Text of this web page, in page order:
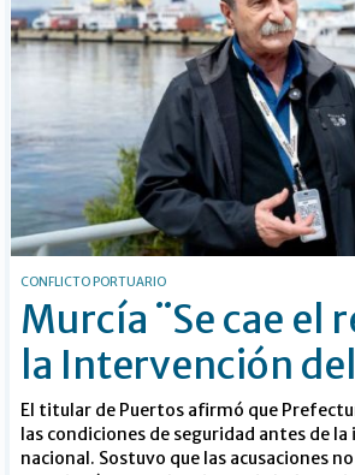
CONFLICTO PORTUARIO
Murcía ¨Se cae el
la Intervención
El titular de Puertos afirmó que
las condiciones de seguridad antes de
nacional. Sostuvo que las acusaciones